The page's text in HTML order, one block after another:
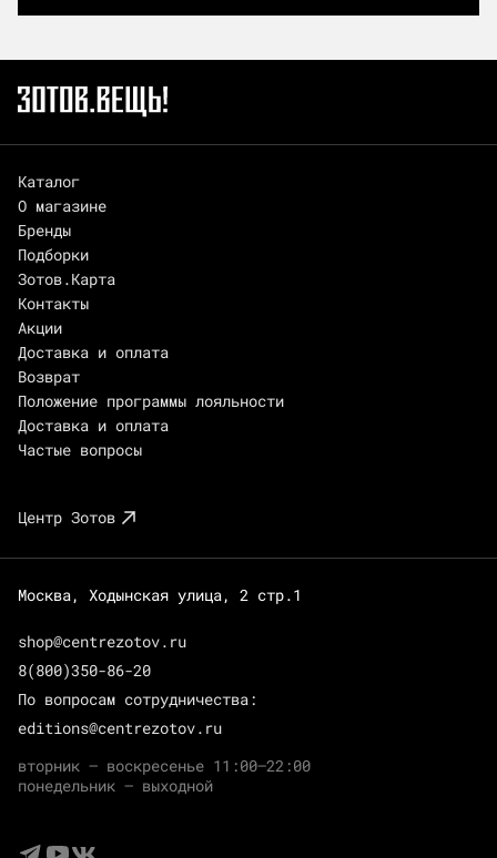
Каталог
О магазине
Бренды
Подборки
Зотов.Карта
Контакты
Акции
Доставка и оплата
Возврат
Положение программы лояльности
Доставка и оплата
Частые вопросы
Центр Зотов
Москва, Ходынская улица, 2 стр.1
shop@centrezotov.ru
8(800)350-86-20
По вопросам сотрудничества:
editions@centrezotov.ru
вторник — воскресенье 11:00–22:00
понедельник — выходной